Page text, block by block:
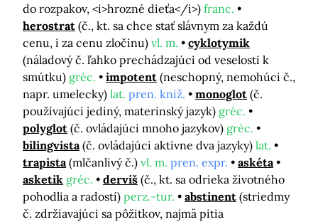
do rozpakov, <i>hrozné dieťa</i>) franc.
herostrat (č., kt. sa chce stať slávnym za každú
cenu, i za cenu zločinu) vl. m.
cyklotymik
(náladový č. ľahko prechádzajúci od veselosti k
smútku) gréc. impotent (neschopný, nemohúci č.,
napr. umelecky) lat. pren. kniž. monoglot (č.
používajúci jediný, materinský jazyk) gréc.
polyglot (č. ovládajúci mnoho jazykov) gréc.
bilingvista (č. ovládajúci aktívne dva jazyky) lat.
trapista (mlčanlivý č.) vl. m. pren. expr.
askéta
asketik gréc. derviš (č., kt. sa odrieka životného
pohodlia a radostí) perz.-tur. abstinent (striedmy
č. zdržiavajúci sa pôžitkov, najmä pitia